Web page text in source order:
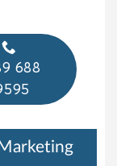
688